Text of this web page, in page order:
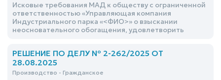
Исковые требования МАД к обществу с ограниченной
ответственностью «Управляющая компания
Индустриального парка «<ФИО>» о взыскании
неосновательного обогащения, удовлетворить
РЕШЕНИЕ ПО ДЕЛУ № 2-262/2025 ОТ
28.08.2025
Производство - Гражданское